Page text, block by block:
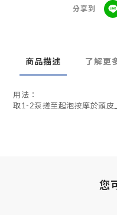
分享到
商品描述 了解更
用法：
取1-2泵搓至起泡按摩於頭皮
您